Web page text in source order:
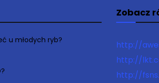
u młodych ryb?
Zobacz
http://
http://
http://